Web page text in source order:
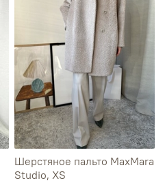
Шерстяное пальто MaxMara
Studio, XS